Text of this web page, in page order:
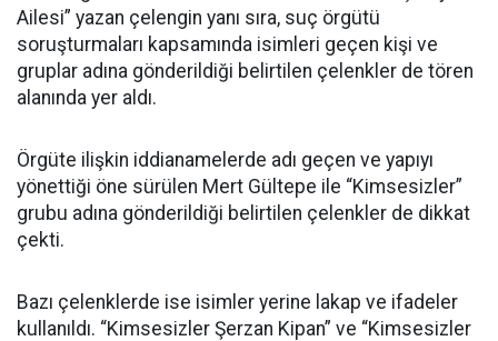
Ailesi” yazan çelengin yanı sıra, suç örgütü
soruşturmaları kapsamında isimleri geçen kişi ve
gruplar adına gönderildiği belirtilen çelenkler de tören
alanında yer aldı.
Örgüte ilişkin iddianamelerde adı geçen ve yapıyı
yönettiği öne sürülen Mert Gültepe ile “Kimsesizler”
grubu adına gönderildiği belirtilen çelenkler de dikkat
çekti.
Bazı çelenklerde ise isimler yerine lakap ve ifadeler
kullanıldı. “Kimsesizler Şerzan Kipan” ve “Kimsesizler